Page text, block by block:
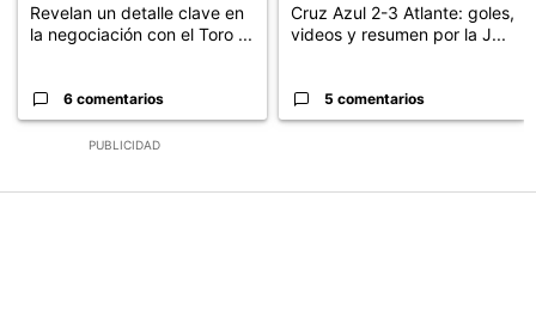
PUBLICIDAD
Revelan un detalle clave en
la negociación con el Toro ...
6 comentarios
Cruz Azul 2-3 Atlante: goles,
videos y resumen por la J...
5 comentarios